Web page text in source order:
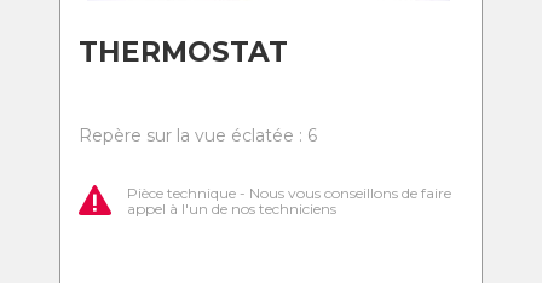
THERMOSTAT
Repère sur la vue éclatée : 6
Pièce technique - Nous vous conseillons de faire
appel à l'un de nos techniciens